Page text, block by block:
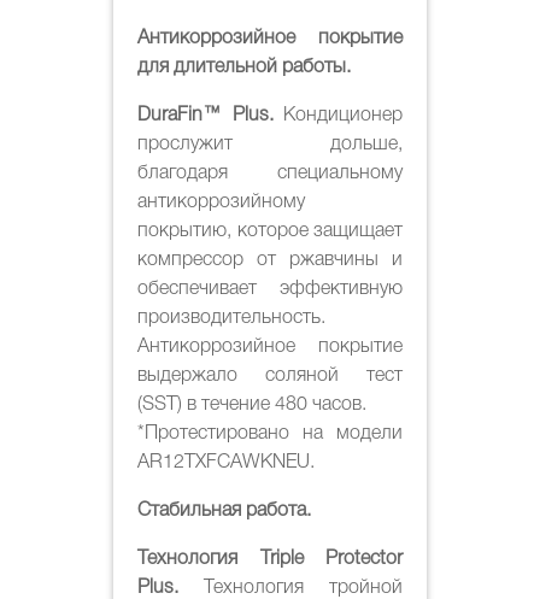
Антикоррозийное покрытие
для длительной работы.
DuraFin™ Plus.
Кондиционер
прослужит дольше,
благодаря специальному
антикоррозийному
покрытию, которое защищает
компрессор от ржавчины и
обеспечивает эффективную
производительность.
Антикоррозийное покрытие
выдержало соляной тест
(SST) в течение 480 часов.
*Протестировано на модели
AR12TXFCAWKNEU.
Стабильная работа.
Технология Triple Protector
Plus.
Технология тройной